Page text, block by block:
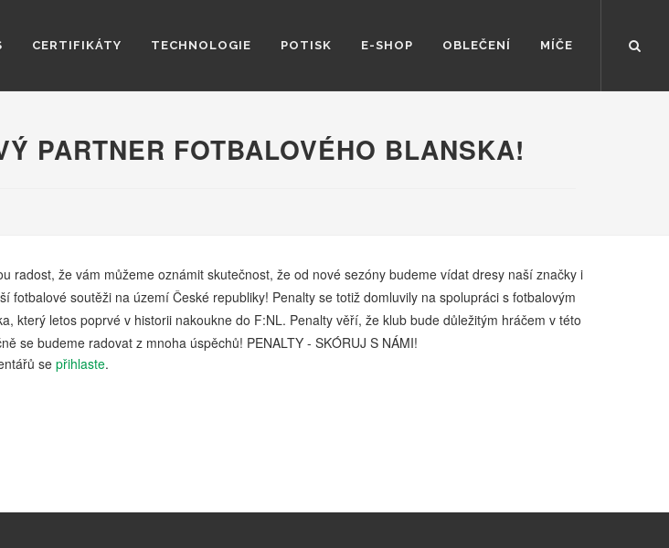
CERTIFIKÁTY TECHNOLOGIE POTISK E-SHOP OBLEČENÍ MÍČE
PARTNER FOTBALOVÉHO BLANSKA!
radost, že vám můžeme oznámit skutečnost, že od nové sezóny budeme vídat dresy naší značky i
fotbalové soutěži na území České republiky! Penalty se totiž domluvily na spolupráci s fotbalovým
který letos poprvé v historii nakoukne do F:NL. Penalty věří, že klub bude důležitým hráčem v této
se budeme radovat z mnoha úspěchů! PENALTY - SKÓRUJ S NÁMI!
se přihlaste.